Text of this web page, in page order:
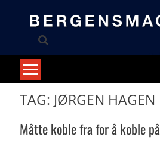
TAG: JØRGEN HAGEN
Måtte koble fra for å koble på